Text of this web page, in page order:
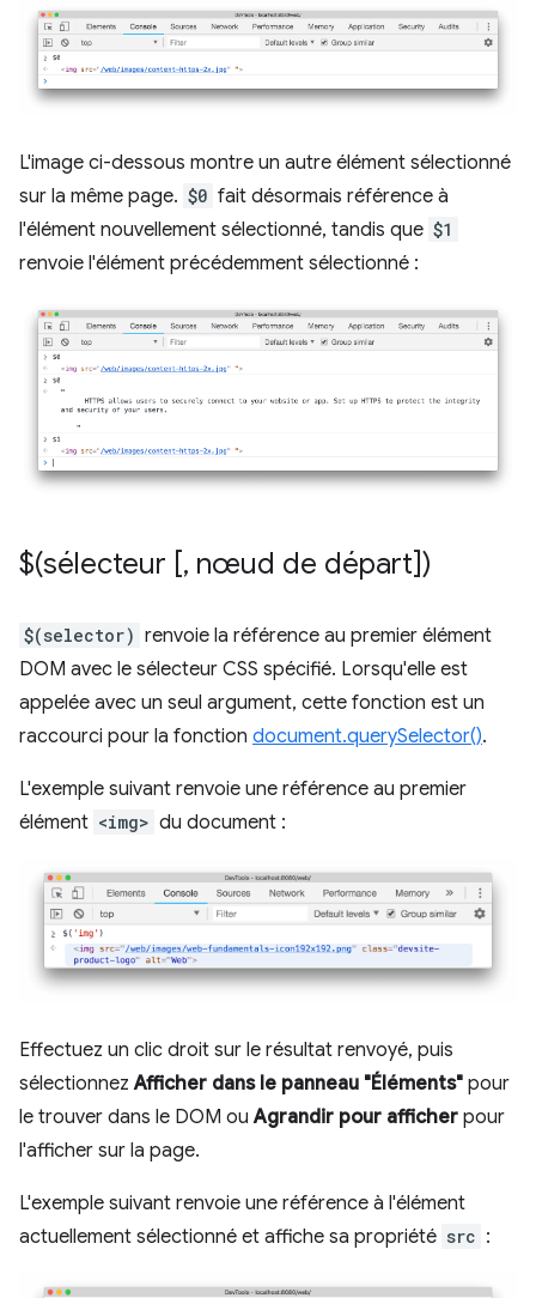
L'image ci-dessous montre un autre élément sélectionné
sur la même page. $0 fait désormais référence à
l'élément nouvellement sélectionné, tandis que $1
renvoie l'élément précédemment sélectionné :
$(sélecteur [, nœud de départ])
$(selector) renvoie la référence au premier élément
DOM avec le sélecteur CSS spécifié. Lorsqu'elle est
appelée avec un seul argument, cette fonction est un
raccourci pour la fonction document.querySelector().
L'exemple suivant renvoie une référence au premier
élément <img> du document :
Effectuez un clic droit sur le résultat renvoyé, puis
sélectionnezAfficher dans le panneau "Éléments" pour
le trouver dans le DOM ouAgrandir pour afficher pour
l'afficher sur la page.
L'exemple suivant renvoie une référence à l'élément
actuellement sélectionné et affiche sa propriété src :